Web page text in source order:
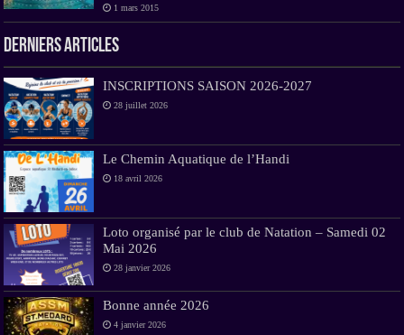
1 mars 2015
Derniers Articles
INSCRIPTIONS SAISON 2026-2027
28 juillet 2026
Le Chemin Aquatique de l’Handi
18 avril 2026
Loto organisé par le club de Natation – Samedi 02
Mai 2026
28 janvier 2026
Bonne année 2026
4 janvier 2026